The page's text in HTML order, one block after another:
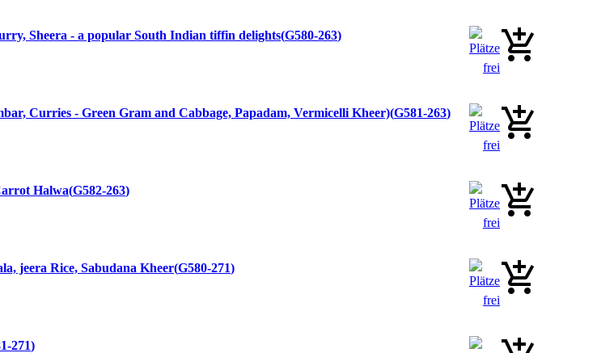
Sheera - a popular South Indian tiffin delights G580-263
Curries - Green Gram and Cabbage, Papadam, Vermicelli Kheer) G581-263
Halwa G582-263
jeera Rice, Sabudana Kheer G580-271
271